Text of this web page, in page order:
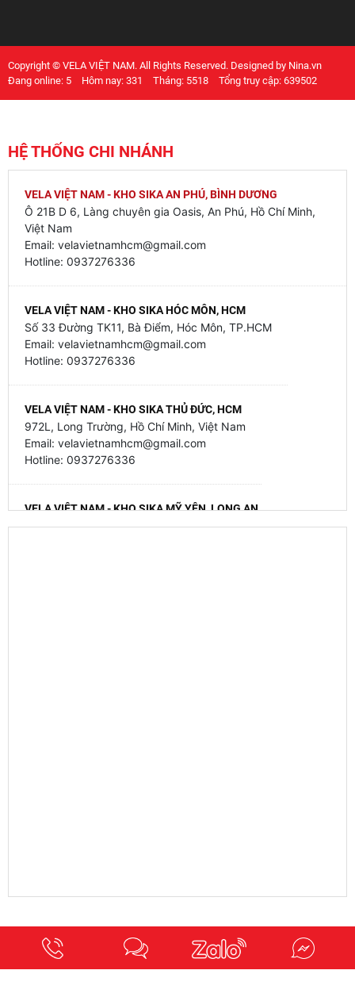
Copyright © VELA VIỆT NAM. All Rights Reserved. Designed by Nina.vn
Đang online: 5
Hôm nay: 331 Tháng: 5518 Tổng truy cập: 639502
HỆ THỐNG CHI NHÁNH
VELA VIỆT NAM - KHO SIKA AN PHÚ, BÌNH DƯƠNG
Ô 21B D 6, Làng chuyên gia Oasis, An Phú, Hồ Chí Minh,
Việt Nam
Email: velavietnamhcm@gmail.com
Hotline: 0937276336
VELA VIỆT NAM - KHO SIKA HÓC MÔN, HCM
Số 33 Đường TK11, Bà Điểm, Hóc Môn, TP.HCM
Email: velavietnamhcm@gmail.com
Hotline: 0937276336
VELA VIỆT NAM - KHO SIKA THỦ ĐỨC, HCM
972L, Long Trường, Hồ Chí Minh, Việt Nam
Email: velavietnamhcm@gmail.com
Hotline: 0937276336
VELA VIỆT NAM - KHO SIKA MỸ YÊN, LONG AN
79 Mỹ Yên - Tân Bửu, Mỹ Yên, Tây Ninh, Việt Nam